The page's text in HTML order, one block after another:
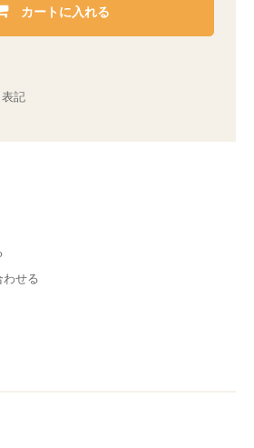
カートに入れる
記
わせる